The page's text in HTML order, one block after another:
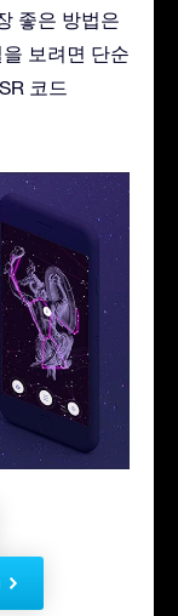
좋은 방법은
보려면 단순
코드